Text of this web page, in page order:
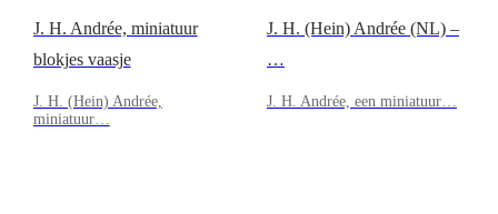
J. H. Andrée, miniatuur
blokjes vaasje
J. H. (Hein) Andrée,
miniatuur…
J. H. (Hein) Andrée (NL) –
…
J. H. Andrée, een miniatuur…